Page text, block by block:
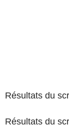
Résultats du
Résultats du